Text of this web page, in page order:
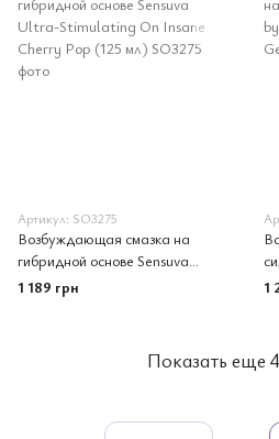
Артикул: SO3275
Возбуждающая смазка на
гибридной основе Sensuva
Ultra-Stimulating On Insane
Cherry Pop (125 мл)
1 189 грн 1
Показать еще